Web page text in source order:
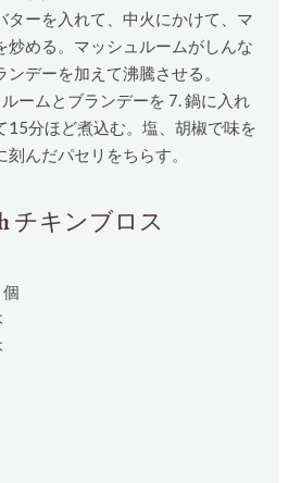
ターを入れて、中火にかけて、マ
炒める。マッシュルームがしんな
ンデーを加えて沸騰させる。
ームとブランデーを 7. 鍋に入れ
15分ほど煮込む。塩、胡椒で味を
んだパセリをちらす。
チキンブロス
個